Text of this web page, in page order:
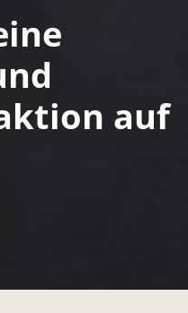
auf